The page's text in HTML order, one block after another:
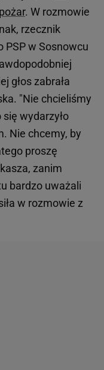
. W rozmowie
rzecznik
PSP w Sosnowcu
głos zabrała
"Nie chcieliśmy
się wydarzyło
Nie chcemy, by
proszę
zanim
bardzo uważali
w rozmowie z